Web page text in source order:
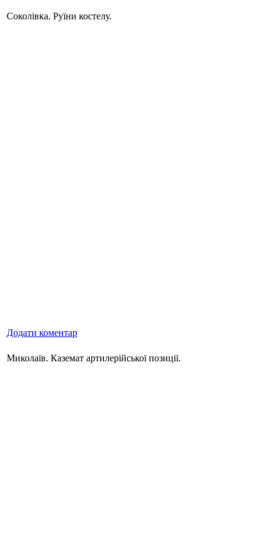
Соколівка. Руїни костелу.
Додати коментар
Миколаїв. Каземат артилерійської позиції.